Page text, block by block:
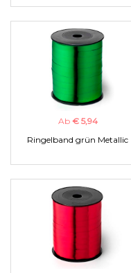
Ab € 5,94
Ringelband grün Metallic